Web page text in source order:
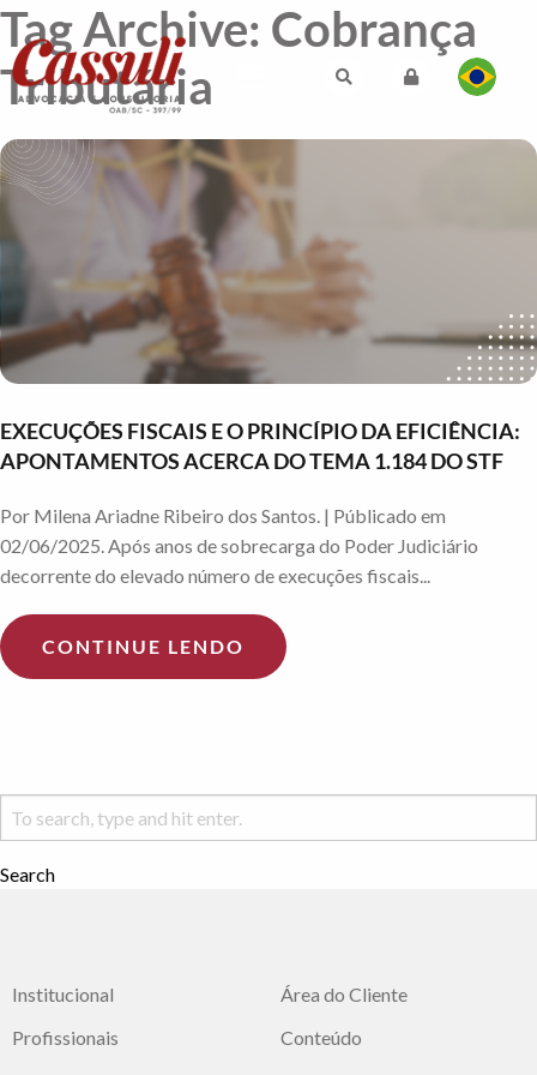
Tag Archive: Cobrança
Tributária
EXECUÇÕES FISCAIS E O PRINCÍPIO DA EFICIÊNCIA:
APONTAMENTOS ACERCA DO TEMA 1.184 DO STF
Por Milena Ariadne Ribeiro dos Santos. | Públicado em
02/06/2025. Após anos de sobrecarga do Poder Judiciário
decorrente do elevado número de execuções fiscais...
CONTINUE LENDO
Search
Institucional
Profissionais
Área do Cliente
Conteúdo